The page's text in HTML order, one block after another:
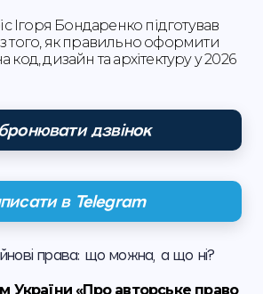
Бондаренко підготував
того, як правильно оформити
код, дизайн та архітектуру у 2026
дзвінок
в Telegram
права: що можна, а що ні?
України «Про авторське право